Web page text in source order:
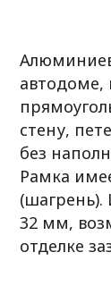
автодоме,
стену,
без
Рамка
(шагрень).
32 мм,
отделке